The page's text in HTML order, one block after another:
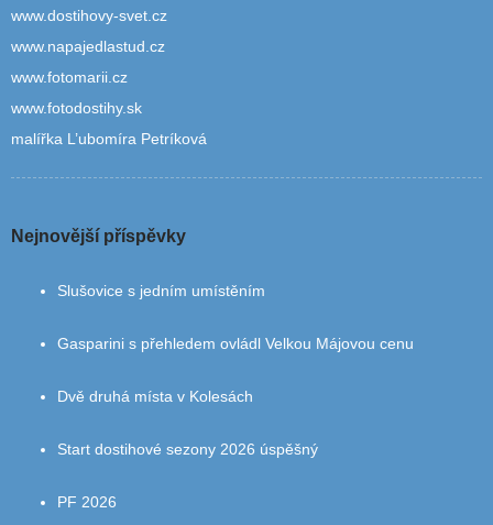
www.dostihovy-svet.cz
www.napajedlastud.cz
www.fotomarii.cz
www.fotodostihy.sk
malířka L’ubomíra Petríková
Nejnovější příspěvky
Slušovice s jedním umístěním
Gasparini s přehledem ovládl Velkou Májovou cenu
Dvě druhá místa v Kolesách
Start dostihové sezony 2026 úspěšný
PF 2026